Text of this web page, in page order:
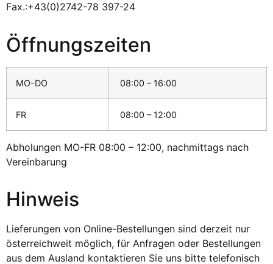
Fax.:+43(0)2742-78 397-24
Öffnungszeiten
MO-DO 08:00 – 16:00
FR 08:00 – 12:00
Abholungen MO-FR 08:00 – 12:00, nachmittags nach
Vereinbarung
Hinweis
Lieferungen von Online-Bestellungen sind derzeit nur
österreichweit möglich, für Anfragen oder Bestellungen
aus dem Ausland kontaktieren Sie uns bitte telefonisch